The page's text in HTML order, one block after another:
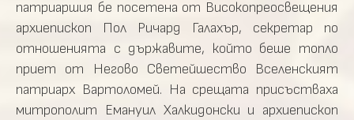
патриаршия бе посетена от Високопреосвещения
архиепископ Пол Ричард Галахър, секретар по
отношенията с държавите, който беше топло
приет от Негово Светейшество Вселенският
патриарх Вартоломей. На срещата присъстваха
митрополит Емануил Халкидонски и архиепископ